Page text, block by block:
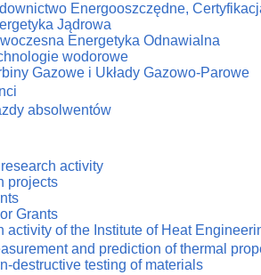
Energooszczędne,
Jądrowa
Energetyka Odnawialna
wodorowe
Gazowe i Układy Gazowo-Parowe
absolwentów
activity
projects
Grants
activity of the Institute of Heat
and prediction of thermal
destructive testing of materials